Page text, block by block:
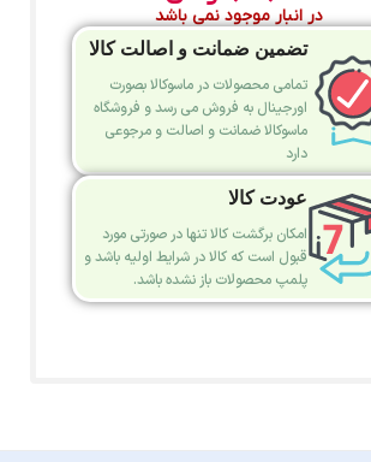
در انبار موجود نمی باشد
تضمین ضمانت و اصالت کالا
تمامی محصولات در ماسوکالا بصورت
اورجینال به فروش می رسد و فروشگاه
ماسوکالا ضمانت و اصالت و مرجوعی
دارد
عودت کالا
امکان برگشت کالا تنها در صورتی مورد
قبول است که کالا در شرایط اولیه باشد و
پلمپ محصولات باز نشده باشد.